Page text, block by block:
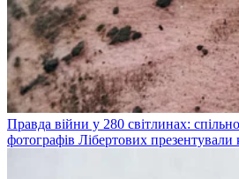
Правда війни у 280 світлинах:
фотографів Лібертових